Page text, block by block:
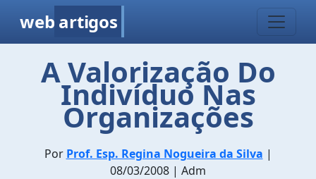
web artigos
A Valorização Do
Indivíduo Nas
Organizações
Por Prof. Esp. Regina Nogueira da Silva |
08/03/2008 | Adm